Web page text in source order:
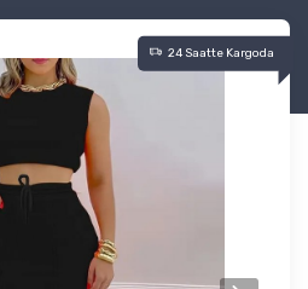
24 Saatte Kargoda